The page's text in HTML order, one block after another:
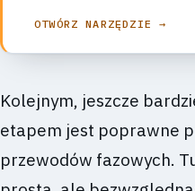
OTWÓRZ NARZĘDZIE →
Kolejnym, jeszcze
etapem jest poprawne
przewodów fazowych.